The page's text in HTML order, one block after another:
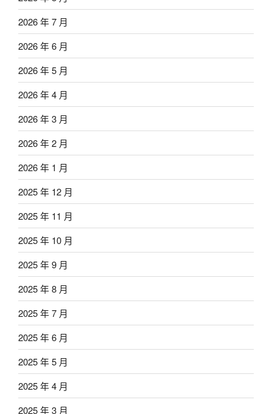
2026 年 7 月
2026 年 6 月
2026 年 5 月
2026 年 4 月
2026 年 3 月
2026 年 2 月
2026 年 1 月
2025 年 12 月
2025 年 11 月
2025 年 10 月
2025 年 9 月
2025 年 8 月
2025 年 7 月
2025 年 6 月
2025 年 5 月
2025 年 4 月
2025 年 3 月